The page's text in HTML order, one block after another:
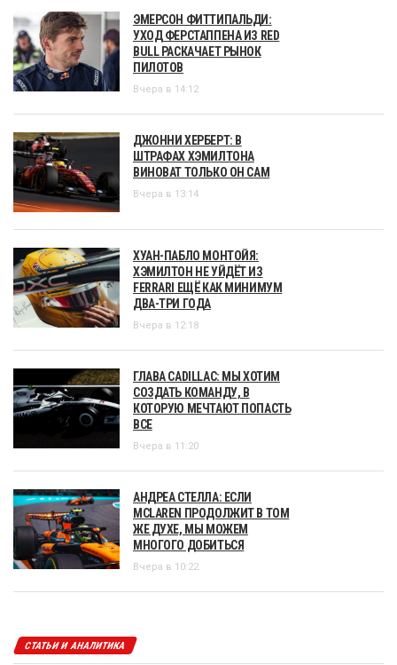
ЭМЕРСОН ФИТТИПАЛЬДИ:
УХОД ФЕРСТАППЕНА ИЗ RED
BULL РАСКАЧАЕТ РЫНОК
ПИЛОТОВ
Вчера в 14:12
ДЖОННИ ХЕРБЕРТ: В
ШТРАФАХ ХЭМИЛТОНА
ВИНОВАТ ТОЛЬКО ОН САМ
Вчера в 13:14
ХУАН-ПАБЛО МОНТОЙЯ:
ХЭМИЛТОН НЕ УЙДЁТ ИЗ
FERRARI ЕЩЁ КАК МИНИМУМ
ДВА-ТРИ ГОДА
Вчера в 12:18
ГЛАВА CADILLAC: МЫ ХОТИМ
СОЗДАТЬ КОМАНДУ, В
КОТОРУЮ МЕЧТАЮТ ПОПАСТЬ
ВСЕ
Вчера в 11:20
АНДРЕА СТЕЛЛА: ЕСЛИ
MCLAREN ПРОДОЛЖИТ В ТОМ
ЖЕ ДУХЕ, МЫ МОЖЕМ
МНОГОГО ДОБИТЬСЯ
Вчера в 10:22
СТАТЬИ И АНАЛИТИКА